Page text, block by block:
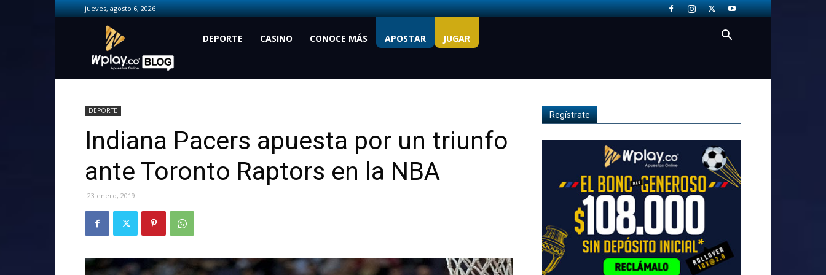
jueves, agosto 6, 2026
Wplay.co
DEPORTE CASINO CONOCE MÁS APOSTAR JUGAR
DEPORTE
Indiana Pacers apuesta por un triunfo
ante Toronto Raptors en la NBA
23 enero, 2019
Regístrate